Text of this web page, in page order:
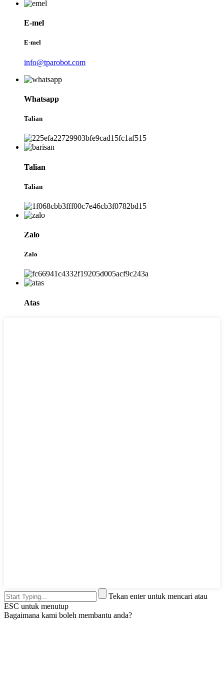
E-mel
E-mel
info@tparobot.com
Whatsapp
Talian
Talian
Talian
Zalo
Zalo
Atas
Tekan enter untuk mencari atau
ESC untuk menutup
Bagaimana kami boleh membantu anda?